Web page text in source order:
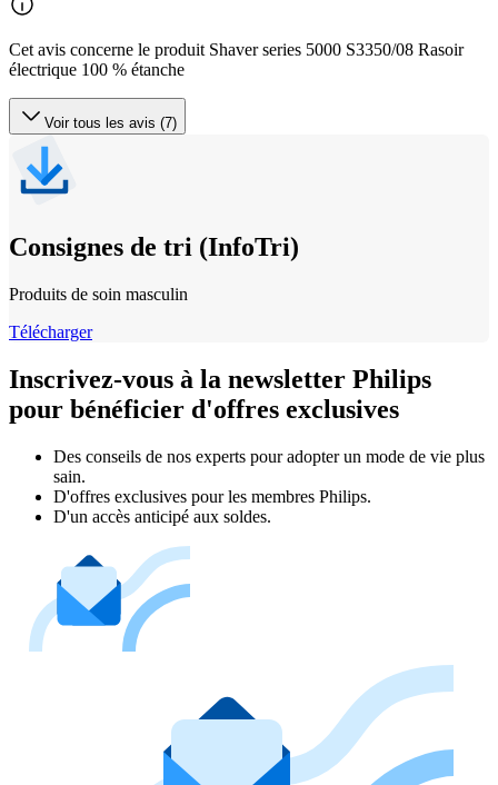
Cet avis concerne le produit Shaver series 5000 S3350/08 Rasoir
électrique 100 % étanche
Voir tous les avis (7)
Consignes de tri (InfoTri)
Produits de soin masculin
Télécharger
Inscrivez-vous à la newsletter Philips
pour bénéficier d'offres exclusives
Des conseils de nos experts pour adopter un mode de vie plus
sain.
D'offres exclusives pour les membres Philips.
D'un accès anticipé aux soldes.